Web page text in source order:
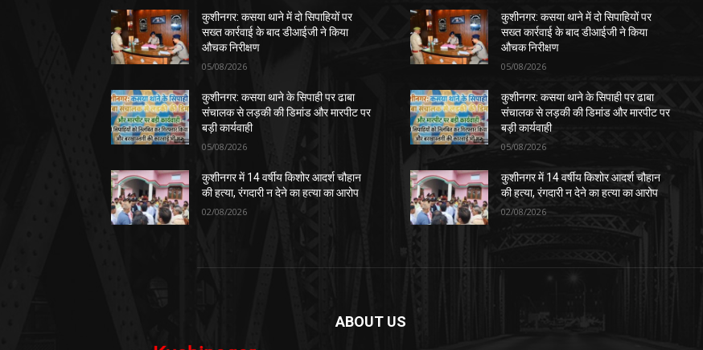
कुशीनगर: कसया थाने में दो सिपाहियों पर
सख्त कार्रवाई के बाद डीआईजी ने किया
औचक निरीक्षण
05/08/2026
कुशीनगर: कसया थाने के सिपाही पर ढाबा
संचालक से लड़की की डिमांड और मारपीट पर
बड़ी कार्यवाही
05/08/2026
कुशीनगर में 14 वर्षीय किशोर आदर्श चौहान
की हत्या, रंगदारी न देने का हत्या का आरोप
02/08/2026
कुशीनगर: कसया थाने में दो सिपाहियों पर
सख्त कार्रवाई के बाद डीआईजी ने किया
औचक निरीक्षण
05/08/2026
कुशीनगर: कसया थाने के सिपाही पर ढाबा
संचालक से लड़की की डिमांड और मारपीट पर
बड़ी कार्यवाही
05/08/2026
कुशीनगर में 14 वर्षीय किशोर आदर्श चौहान
की हत्या, रंगदारी न देने का हत्या का आरोप
02/08/2026
ABOUT US